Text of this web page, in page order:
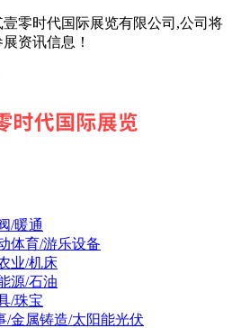
零时代国际展览有限公司,公司将
资讯信息！
/暖通
体育/游乐设备
业/机床
源/石油
/珠宝
/金属铸造/太阳能光伏